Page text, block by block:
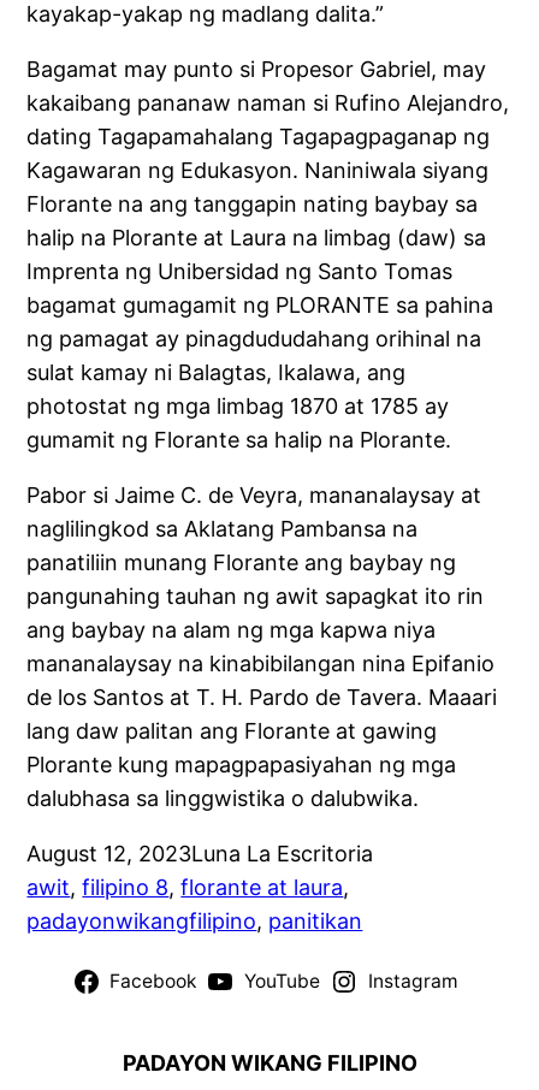
kayakap-yakap ng madlang dalita.”
Bagamat may punto si Propesor Gabriel, may
kakaibang pananaw naman si Rufino Alejandro,
dating Tagapamahalang Tagapagpaganap ng
Kagawaran ng Edukasyon. Naniniwala siyang
Florante na ang tanggapin nating baybay sa
halip na Plorante at Laura na limbag (daw) sa
Imprenta ng Unibersidad ng Santo Tomas
bagamat gumagamit ng PLORANTE sa pahina
ng pamagat ay pinagdududahang orihinal na
sulat kamay ni Balagtas, Ikalawa, ang
photostat ng mga limbag 1870 at 1785 ay
gumamit ng Florante sa halip na Plorante.
Pabor si Jaime C. de Veyra, mananalaysay at
naglilingkod sa Aklatang Pambansa na
panatiliin munang Florante ang baybay ng
pangunahing tauhan ng awit sapagkat ito rin
ang baybay na alam ng mga kapwa niya
mananalaysay na kinabibilangan nina Epifanio
de los Santos at T. H. Pardo de Tavera. Maaari
lang daw palitan ang Florante at gawing
Plorante kung mapagpapasiyahan ng mga
dalubhasa sa linggwistika o dalubwika.
August 12, 2023Luna La Escritoria
awit, filipino 8, florante at laura
padayonwikangfilipino, panitikan
Facebook YouTube Instagram
PADAYON WIKANG FILIPINO